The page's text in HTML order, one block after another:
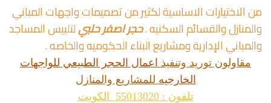
من الاختيارات الاساسية لكثير من تصميمات واجهات المباني
والمنازل والقسائم السكنيه .حجر اصفر حلبيلتلبيس المساجد
والمباني الإدارية ومشاريع البناء الحكوميه والخاصه .
مقاولون توريد وتنفيذ اعمال الحجر الطبيعي للواجهات
الخارجيه للمشاريع والمنازل
تلفون : 55013020 الكويت